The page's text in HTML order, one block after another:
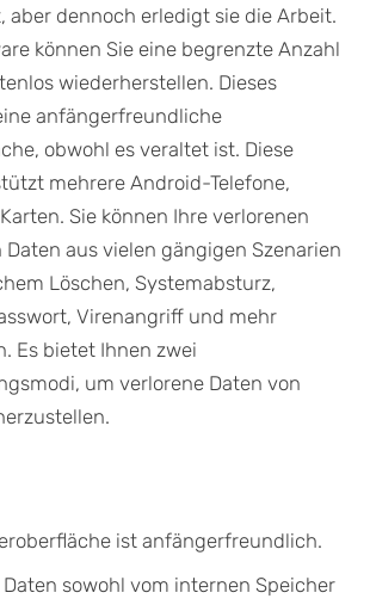
aber dennoch erledigt sie die Arbeit.
können Sie eine begrenzte Anzahl
wiederherstellen. Dieses
anfängerfreundliche
obwohl es veraltet ist. Diese
mehrere Android-Telefone,
Sie können Ihre verlorenen
aus vielen gängigen Szenarien
Löschen, Systemabsturz,
Virenangriff und mehr
Es bietet Ihnen zwei
um verlorene Daten von
ist anfängerfreundlich.
sowohl vom internen Speicher